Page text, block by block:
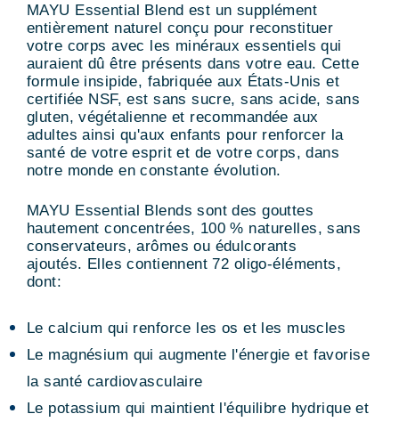
MAYU Essential Blend est un supplément
entièrement naturel conçu pour reconstituer
votre corps avec les minéraux essentiels qui
auraient dû être présents dans votre eau. Cette
formule insipide, fabriquée aux États-Unis et
certifiée NSF, est sans sucre, sans acide, sans
gluten, végétalienne et recommandée aux
adultes ainsi qu'aux enfants pour renforcer la
santé de votre esprit et de votre corps, dans
notre monde en constante évolution.
MAYU Essential Blends sont des gouttes
hautement concentrées, 100 % naturelles, sans
conservateurs, arômes ou édulcorants
ajoutés. Elles contiennent 72 oligo-éléments,
dont:
Le calcium qui renforce les os et les muscles
Le magnésium qui augmente l'énergie et favorise
la santé cardiovasculaire
Le potassium qui maintient l'équilibre hydrique et